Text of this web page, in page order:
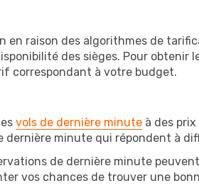
raison des algorithmes de
des sièges. Pour obtenir
correspondant à votre budget.
vols de dernière minute à des
dernière minute qui répondent à
de dernière minute
vos chances de trouver une